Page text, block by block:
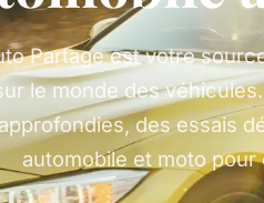
Partage est votre
le monde des
des essais
automobile et moto